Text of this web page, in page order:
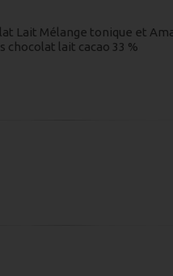
Lait Mélange tonique et
chocolat lait cacao 33 %